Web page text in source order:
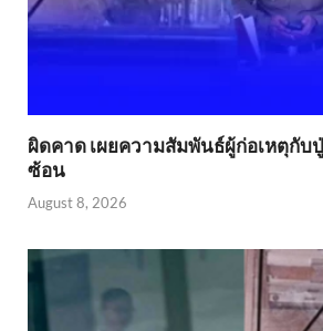
ผิดคาด เผยความสัมพันธ์ผู้ก่อเหตุกับ
ซ้อน
August 8, 2026